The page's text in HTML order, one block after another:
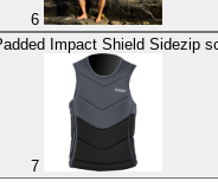
6
Impact Shield Sidezip schwarz
7